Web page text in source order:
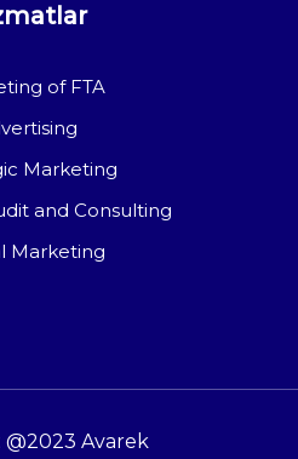
of FTA
Marketing
and Consulting
Marketing
Avarek